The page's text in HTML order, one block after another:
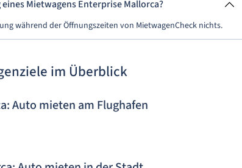
Mietwagens Enterprise Mallorca?
während der Öffnungszeiten von MietwagenCheck nichts.
im Überblick
Auto mieten am Flughafen